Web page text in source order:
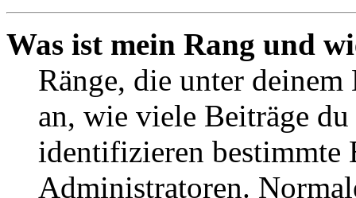
Was ist mein Rang und
Ränge, die unter deinem
an, wie viele Beiträge
identifizieren bestimmte
Administratoren.